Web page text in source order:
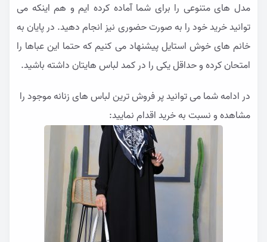
مدل های متنوعی را برای شما آماده کرده ایم و هم اینکه می
توانید خرید خود را به صورت حضوری نیز انجام دهید. در پایان به
خانم های خوش استایل پیشنهاد می کنیم که حتما این عباها را
امتحان کرده و حداقل یکی را در کمد لباس هایتان داشته باشید.
در ادامه شما می توانید پر فروش ترین لباس های زنانه موجود را
مشاهده و نسبت به خرید اقدام نمایید: